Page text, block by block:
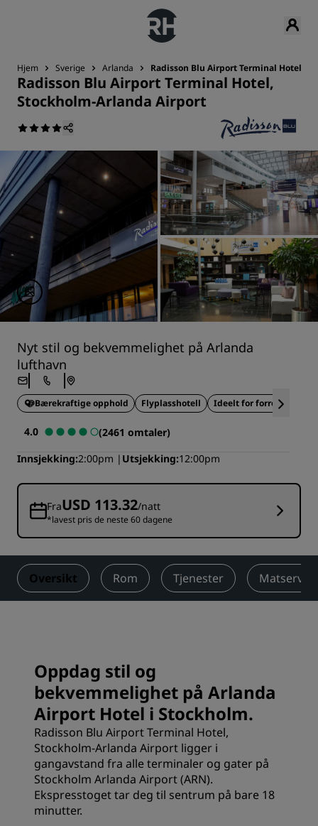
Hjem Sverige Arlanda Radisson Blu Airport Terminal Hotel,
Radisson Blu Airport Terminal Hotel,
Stockholm-Arlanda Airport
Nyt stil og bekvemmelighet på Arlanda
lufthavn
Bærekraftige opphold Flyplasshotell Ideelt for
4.0
(2461 omtaler)
Innsjekking 2:00pm Utsjekking 12:00pm
FraUSD 113.32/natt
*lavest pris de neste 60 dagene
Oversikt Rom Tjenester
Oppdag stil og
bekvemmelighet på Arlanda
Airport Hotel i Stockholm.
Radisson Blu Airport Terminal Hotel,
Stockholm-Arlanda Airport ligger i
gangavstand fra alle terminaler og gater på
Stockholm Arlanda Airport (ARN).
Ekspresstoget tar deg til sentrum på bare 18
minutter.